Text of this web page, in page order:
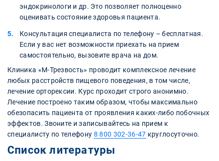
эндокринологи и др. Это позволяет полноценно
оценивать состояние здоровья пациента.
Консультация специалиста по телефону – бесплатная.
Если у вас нет возможности приехать на прием
самостоятельно, вызовите врача на дом.
Клиника «М-Трезвость» проводит комплексное лечение
любых расстройств пищевого поведения, в том числе,
лечение орторексии. Курс проходит строго анонимно.
Лечение построено таким образом, чтобы максимально
обезопасить пациента от проявления каких-либо побочных
эффектов. Звоните и записывайтесь на прием к
специалисту по телефону 8 800 302-36-47 круглосуточно.
Список литературы